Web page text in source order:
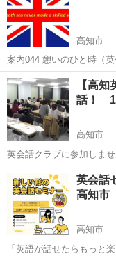
高知市
案内044 憩いのひと時（
サポートします。 ======================== Web site
https://en1.blog.jp/
高知 高知市 英会
【高
話！
高知市
英会話クラブに参加しま
会話クラブが高知でもスタートします！ 場
高知市 英語
英会話
高知市
高知市
「英語が話せたらもっと